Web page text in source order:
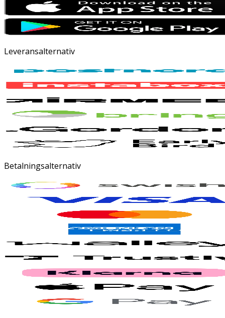
Leveransalternativ
Betalningsalternativ